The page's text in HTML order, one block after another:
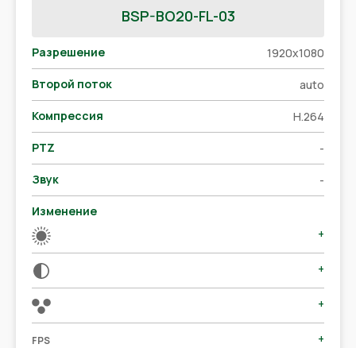
BSP-BO20-FL-03
Разрешение 1920x1080
Второй поток auto
Компрессия H.264
PTZ -
Звук -
Изменение
+
+
+
FPS +